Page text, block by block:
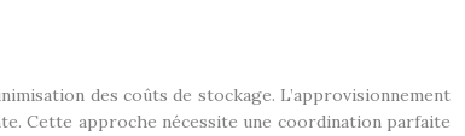
des coûts de stockage. L’approvisionnement
Cette approche nécessite une coordination parfaite